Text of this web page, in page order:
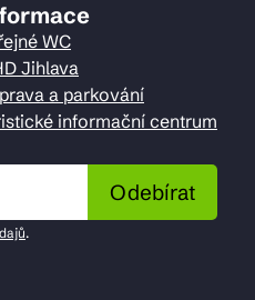
WC
Jihlava
a parkování
informační centrum
Odebírat
.